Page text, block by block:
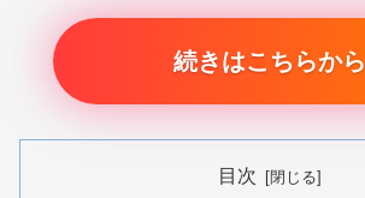
続きはこちらから
目次